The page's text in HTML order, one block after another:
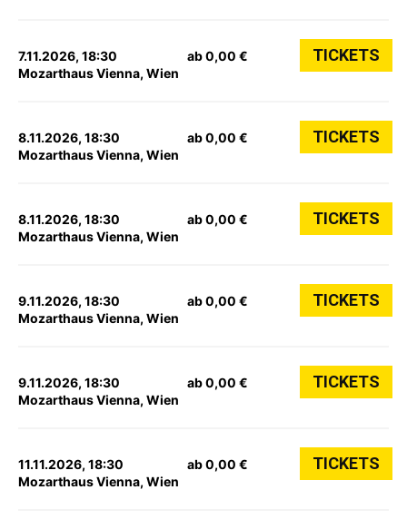
7.11.2026, 18:30
Mozarthaus Vienna, Wien
ab 0,00 € TICKETS
8.11.2026, 18:30
Mozarthaus Vienna, Wien
ab 0,00 € TICKETS
8.11.2026, 18:30
Mozarthaus Vienna, Wien
ab 0,00 € TICKETS
9.11.2026, 18:30
Mozarthaus Vienna, Wien
ab 0,00 € TICKETS
9.11.2026, 18:30
Mozarthaus Vienna, Wien
ab 0,00 € TICKETS
11.11.2026, 18:30
Mozarthaus Vienna, Wien
ab 0,00 € TICKETS